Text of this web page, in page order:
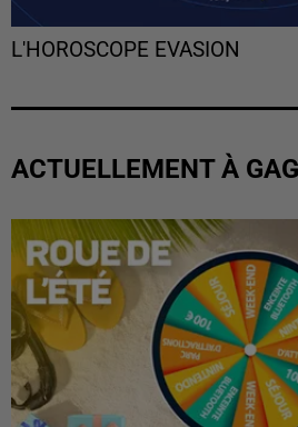
L'HOROSCOPE EVASION
ACTUELLEMENT À